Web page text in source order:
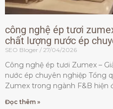
công nghệ ép tươi
chất lượng nước ép
SEO Bloger 27/04/2026
Công nghệ ép tươi Zumex –
nước ép chuyên nghiệp Tổng
Zumex trong ngành F&B hiện
Đọc thêm »